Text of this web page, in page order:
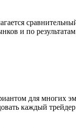
и по
для многих
каждый